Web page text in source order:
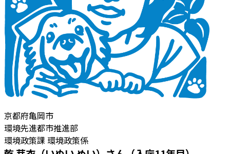
京都府亀岡市
環境先進都市推進部
環境政策課 環境政策係